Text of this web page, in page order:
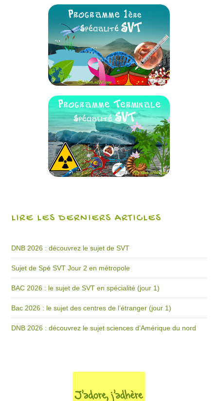
LIRE LES DERNIERS ARTICLES
DNB 2026 : découvrez le sujet de SVT
Sujet de Spé SVT Jour 2 en métropole
BAC 2026 : le sujet de SVT en spécialité (jour 1)
Bac 2026 : le sujet des centres de l’étranger (jour 1)
DNB 2026 : découvrez le sujet sciences d’Amérique du nord